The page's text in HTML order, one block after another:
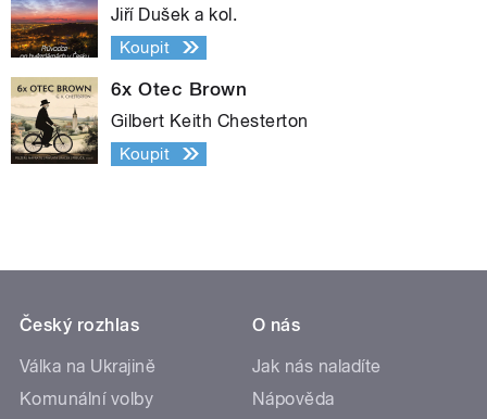
Jiří Dušek a kol.
Koupit
6x Otec Brown
Gilbert Keith Chesterton
Koupit
Český rozhlas
Válka na Ukrajině
Komunální volby
O nás
Jak nás naladíte
Nápověda